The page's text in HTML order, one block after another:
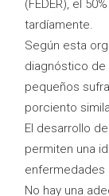
(FEDER), el
tardíamente.
Según esta
diagnóstico de
pequeños
porciento
El desarrollo
permiten una
enfermedades
No hay una